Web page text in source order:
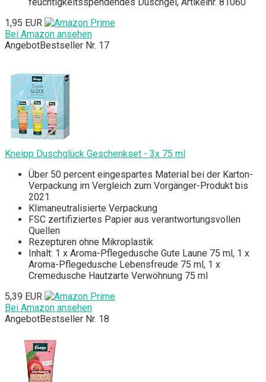
1,95 EUR
Bei Amazon ansehen
AngebotBestseller Nr. 17
Kneipp Duschglück Geschenkset - 3x 75 ml
Über 50 percent eingespartes Material bei der Karton-
Verpackung im Vergleich zum Vorgänger-Produkt bis
2021
Klimaneutralisierte Verpackung
FSC zertifiziertes Papier aus verantwortungsvollen
Quellen
Rezepturen ohne Mikroplastik
Inhalt: 1 x Aroma-Pflegedusche Gute Laune 75 ml, 1 x
Aroma-Pflegedusche Lebensfreude 75 ml, 1 x
Cremedusche Hautzarte Verwöhnung 75 ml
5,39 EUR
Bei Amazon ansehen
AngebotBestseller Nr. 18